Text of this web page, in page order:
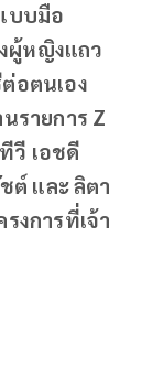
บบมือ
ผู้หญิงแถว
อตนเอง
รายการ Z
วี เอชดี
ต์ และ ลิตา
งการที่เจ้า